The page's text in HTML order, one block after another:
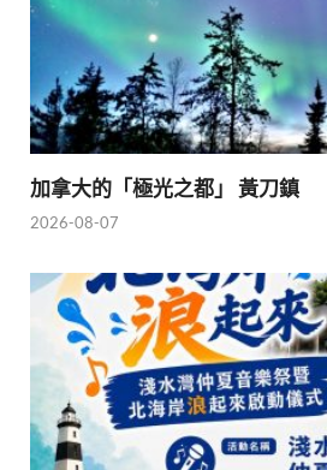
加拿大的「極光之都」 黃刀鎮
2026-08-07